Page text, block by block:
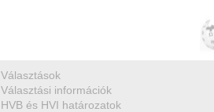
Választások
Választási információk
HVB és HVI határozatok